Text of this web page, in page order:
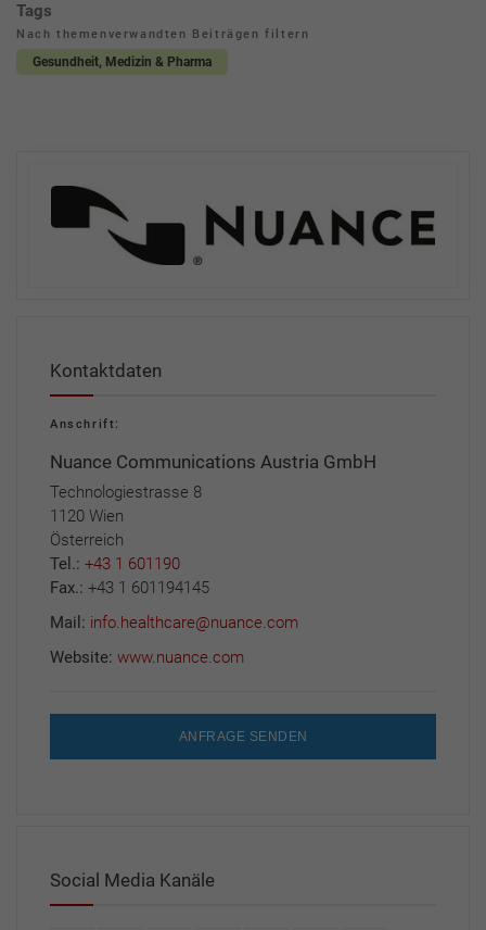
Tags
Nach themenverwandten Beiträgen filtern
Gesundheit, Medizin & Pharma
Kontaktdaten
Anschrift:
Nuance Communications Austria GmbH
Technologiestrasse 8
1120 Wien
Österreich
Tel.: +43 1 601190
Fax.: +43 1 601194145
Mail: info.healthcare@nuance.com
Website: www.nuance.com
ANFRAGE SENDEN
Social Media Kanäle